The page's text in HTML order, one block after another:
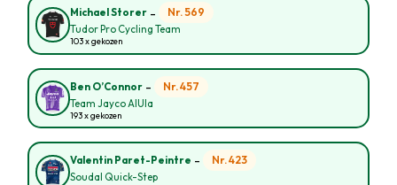
Michael Storer - Nr. 569
Tudor Pro Cycling Team
103 x gekozen
Ben O’Connor - Nr. 457
Team Jayco AlUla
193 x gekozen
Valentin Paret-Peintre - Nr. 423
Soudal Quick-Step